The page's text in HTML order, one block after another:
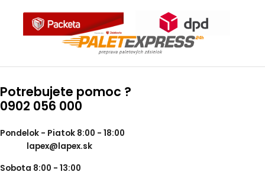
Potrebujete pomoc ?
0902 056 000
Pondelok - Piatok 8:00 - 18:00
lapex@lapex.sk
Sobota 8:00 - 13:00